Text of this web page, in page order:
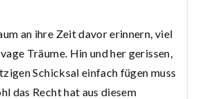
an ihre Zeit davor erinnern, viel
Träume. Hin und her gerissen,
Schicksal einfach fügen muss
das Recht hat aus diesem